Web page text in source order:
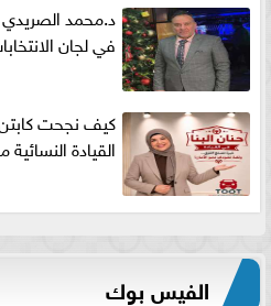
د.محمد
في لجان
كيف نجحت كابتن
القيادة
الفيس بوك